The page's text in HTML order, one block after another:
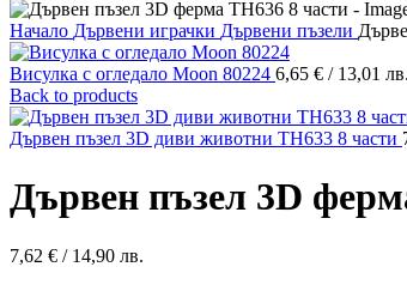
Начало Дървени играчки Дървени пъзели
Висулка с огледало Moon 80224 6,65 € / 13,01 лв.
Back to products
Дървен пъзел 3D диви животни TH633 8 части
Дървен пъзел 3D
7,62 € / 14,90 лв.